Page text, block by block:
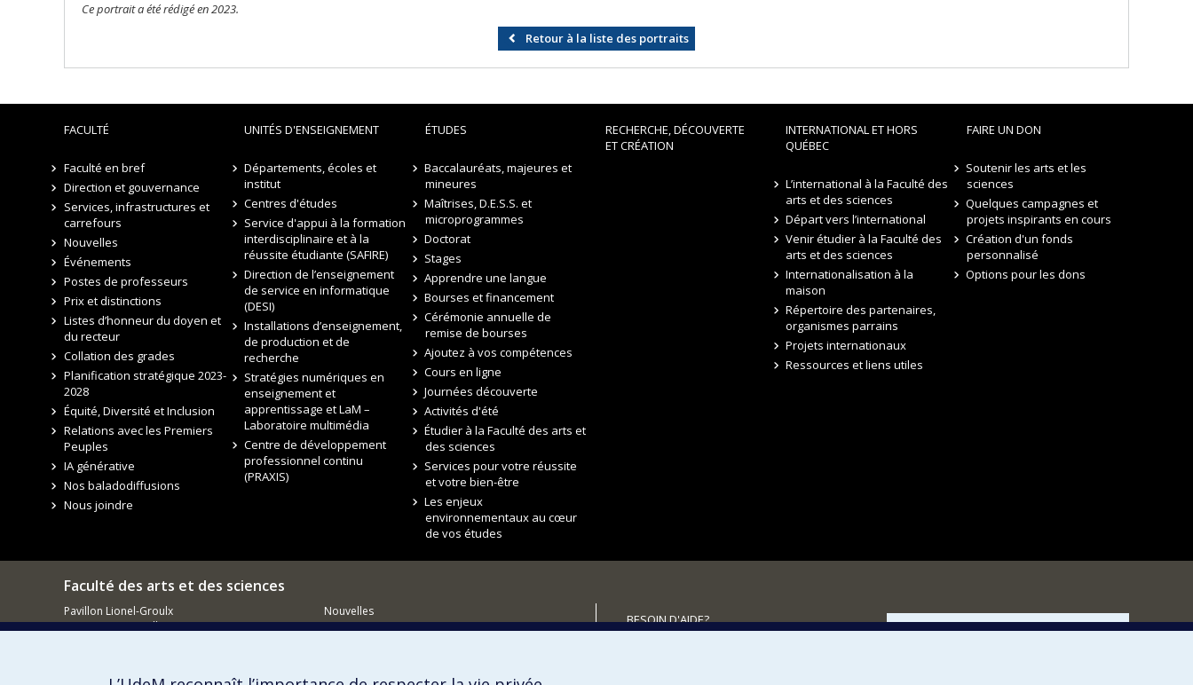
Ce portrait a été rédigé en 2023.
Retour à la liste des portraits
FACULTÉ
Faculté en bref
Direction et gouvernance
Services, infrastructures et
carrefours
Nouvelles
Événements
Postes de professeurs
Prix et distinctions
Listes d’honneur du doyen et
du recteur
Collation des grades
Planification stratégique 2023-
2028
Équité, Diversité et Inclusion
Relations avec les Premiers
Peuples
IA générative
Nos baladodiffusions
Nous joindre
UNITÉS D'ENSEIGNEMENT
Départements, écoles et
institut
Centres d'études
Service d'appui à la formation
interdisciplinaire et à la
réussite étudiante (SAFIRE)
Direction de l’enseignement
de service en informatique
(DESI)
Installations d’enseignement,
de production et de
recherche
Stratégies numériques en
enseignement et
apprentissage et LaM –
Laboratoire multimédia
Centre de développement
professionnel continu
(PRAXIS)
ÉTUDES
Baccalauréats, majeures et
mineures
Maîtrises, D.E.S.S. et
microprogrammes
Doctorat
Stages
Apprendre une langue
Bourses et financement
Cérémonie annuelle de
remise de bourses
Ajoutez à vos compétences
Cours en ligne
Journées découverte
Activités d'été
Étudier à la Faculté des arts et
des sciences
Services pour votre réussite
et votre bien-être
Les enjeux
environnementaux au cœur
de vos études
RECHERCHE, DÉCOUVERTE
ET CRÉATION
INTERNATIONAL ET HORS
QUÉBEC
L’international à la Faculté des
arts et des sciences
Départ vers l’international
Venir étudier à la Faculté des
arts et des sciences
Internationalisation à la
maison
Répertoire des partenaires,
organismes parrains
Projets internationaux
Ressources et liens utiles
FAIRE UN DON
Soutenir les arts et les
sciences
Quelques campagnes et
projets inspirants en cours
Création d'un fonds
personnalisé
Options pour les dons
Faculté des arts et des sciences
Pavillon Lionel-Groulx
3150, rue Jean-Brillant
Nouvelles
Événements
BESOIN D'AIDE?
FACULTÉ DES ARTS ET DES SCIENCES